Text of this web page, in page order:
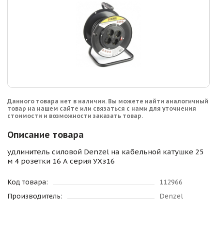
Данного товара нет в наличии. Вы можете найти аналогичный
товар на нашем сайте или связаться с нами для уточнения
стоимости и возможности заказать товар.
Описание товара
удлинитель силовой Denzel на кабельной катушке 25
м 4 розетки 16 А серия УХз16
Код товара:
112966
Производитель:
Denzel